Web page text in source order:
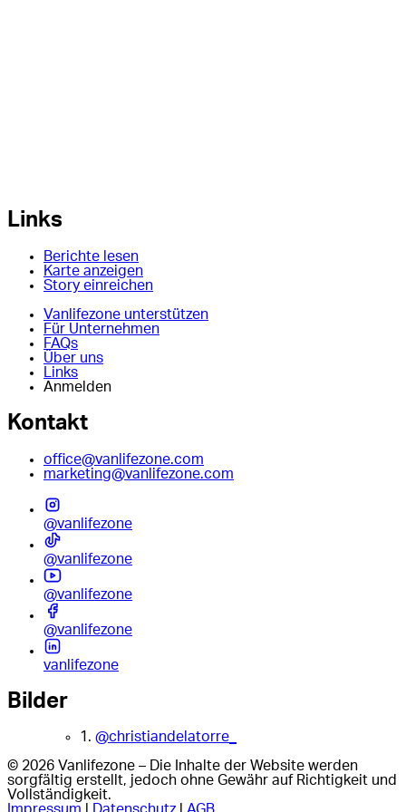
Links
Berichte lesen
Karte anzeigen
Story einreichen
Vanlifezone unterstützen
Für Unternehmen
FAQs
Über uns
Links
Anmelden
Kontakt
office@vanlifezone.com
marketing@vanlifezone.com
@vanlifezone
@vanlifezone
@vanlifezone
@vanlifezone
vanlifezone
Bilder
1. @christiandelatorre_
© 2026 Vanlifezone – Die Inhalte der Website werden
sorgfältig erstellt, jedoch ohne Gewähr auf Richtigkeit und
Vollständigkeit.